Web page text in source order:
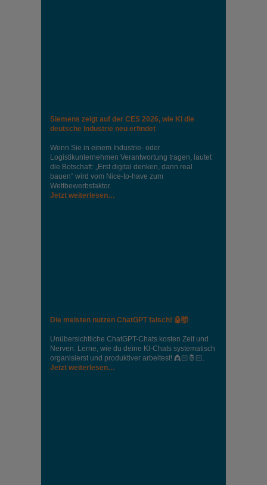
Siemens zeigt auf der CES 2026, wie KI die
deutsche Industrie neu erfindet
Wenn Sie in einem Industrie‑ oder
Logistikunternehmen Verantwortung tragen, lautet
die Botschaft: „Erst digital denken, dann real
bauen“ wird vom Nice‑to‑have zum
Wettbewerbsfaktor.
Jetzt weiterlesen…
Die meisten nutzen ChatGPT falsch! 🤖🤯
Unübersichtliche ChatGPT-Chats kosten Zeit und
Nerven. Lerne, wie du deine Kl-Chats systematisch
organisierst und produktiver arbeitest! 👸🏻🤴🏻.
Jetzt weiterlesen…